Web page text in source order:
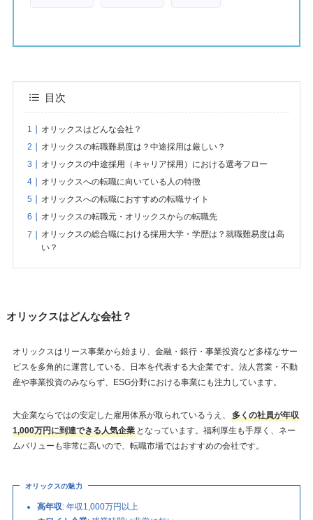
目次
オリックスはどんな会社？
オリックスの転職難易度は？中途採用は厳しい？
オリックスの中途採用（キャリア採用）における選考フロー
オリックスへの転職に向いている人の特徴
オリックスへの転職におすすめの転職サイト
オリックスの転職元・オリックスからの転職先
オリックスの総合職における採用大学・学歴は？就職難易度は高
い？
オリックスはどんな会社？
オリックスはリース事業から始まり、金融・銀行・事業投資など多様なサー
ビスを多角的に運営している、日本を代表する大企業です。法人営業・不動
産や事業投資のみならず、ESG分野における事業にも注力しています。
大企業ならではの安定した雇用体系が取られているうえ、
多くの社員が年収
1,000万円に到達できる人気企業となっています。福利厚生も手厚く、ネー
ムバリューも非常に高いので、転職市場ではおすすめの会社です。
オリックスの魅力
高年収: 年収1,000万円以上